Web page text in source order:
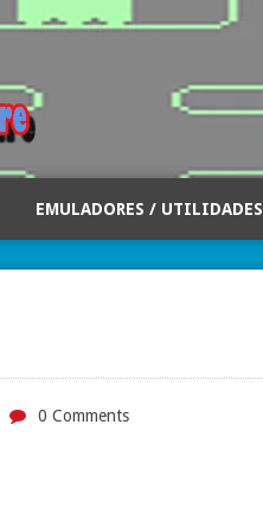
EMULADORES / UTILIDADES
0 Comments